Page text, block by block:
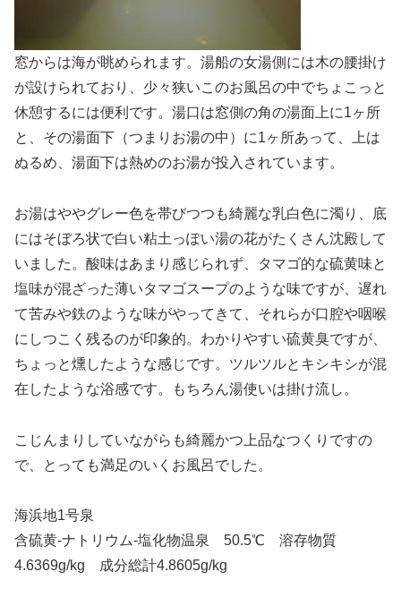
窓からは海が眺められます。湯船の女湯側には木の腰掛け
が設けられており、少々狭いこのお風呂の中でちょこっと
休憩するには便利です。湯口は窓側の角の湯面上に1ヶ所
と、その湯面下（つまりお湯の中）に1ヶ所あって、上は
ぬるめ、湯面下は熱めのお湯が投入されています。
お湯はややグレー色を帯びつつも綺麗な乳白色に濁り、底
にはそぼろ状で白い粘土っぽい湯の花がたくさん沈殿して
いました。酸味はあまり感じられず、タマゴ的な硫黄味と
塩味が混ざった薄いタマゴスープのような味ですが、遅れ
て苦みや鉄のような味がやってきて、それらが口腔や咽喉
にしつこく残るのが印象的。わかりやすい硫黄臭ですが、
ちょっと燻したような感じです。ツルツルとキシキシが混
在したような浴感です。もちろん湯使いは掛け流し。
こじんまりしていながらも綺麗かつ上品なつくりですの
で、とっても満足のいくお風呂でした。
海浜地1号泉
含硫黄-ナトリウム-塩化物温泉 50.5℃ 溶存物質
4.6369g/kg 成分総計4.8605g/kg